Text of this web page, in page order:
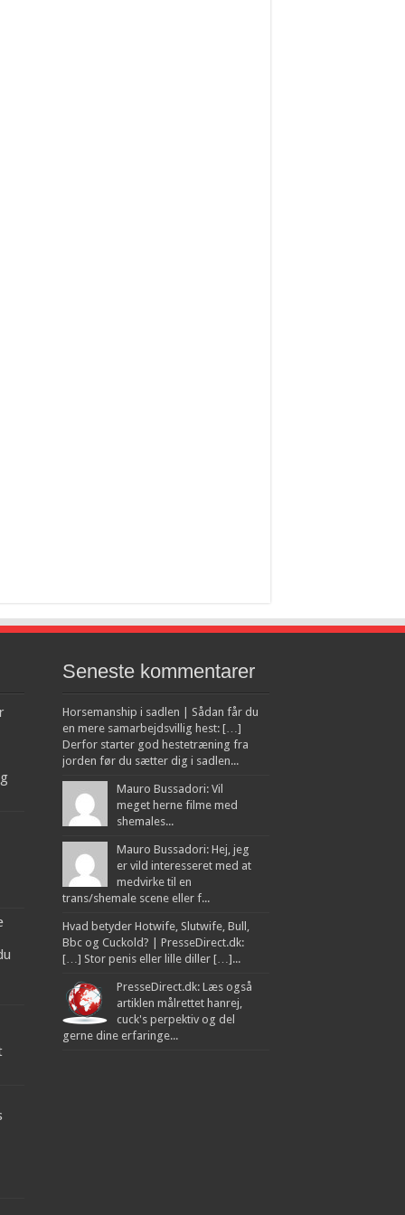
Seneste kommentarer
Horsemanship i sadlen | Sådan får du
en mere samarbejdsvillig hest: […]
Derfor starter god hestetræning fra
jorden før du sætter dig i sadlen...
Mauro Bussadori: Vil
meget herne filme med
shemales...
Mauro Bussadori: Hej, jeg
er vild interesseret med at
medvirke til en
trans/shemale scene eller f...
Hvad betyder Hotwife, Slutwife, Bull,
Bbc og Cuckold? | PresseDirect.dk:
[…] Stor penis eller lille diller […]...
PresseDirect.dk: Læs også
artiklen målrettet hanrej,
cuck's perpektiv og del
gerne dine erfaringe...